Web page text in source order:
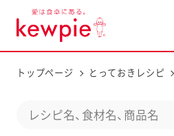
トップページ とっておきレシピ